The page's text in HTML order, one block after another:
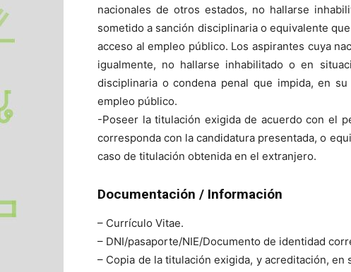
nacionales de otros estados, no hallarse
sometido a sanción disciplinaria o equivalente
acceso al empleo público. Los aspirantes cuya
igualmente, no hallarse inhabilitado o en
disciplinaria o condena penal que impida, en
empleo público.
-Poseer la titulación exigida de acuerdo con el
corresponda con la candidatura presentada, o
caso de titulación obtenida en el extranjero.
Documentación / Información
– Currículo Vitae.
– DNI/pasaporte/NIE/Documento de identidad
– Copia de la titulación exigida, y acreditación,